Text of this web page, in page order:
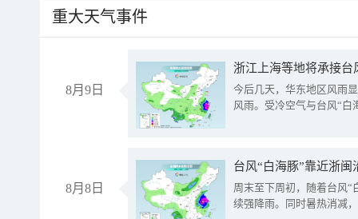
重大天气事件
8月9日
浙江上海等地将承接台
今后几天，华东地区风雨
风雨。受冷空气与台风“白
8月8日
台风“白海豚”靠近浙
周末至下周初，随着台风“
续强降雨。同时暑热消减